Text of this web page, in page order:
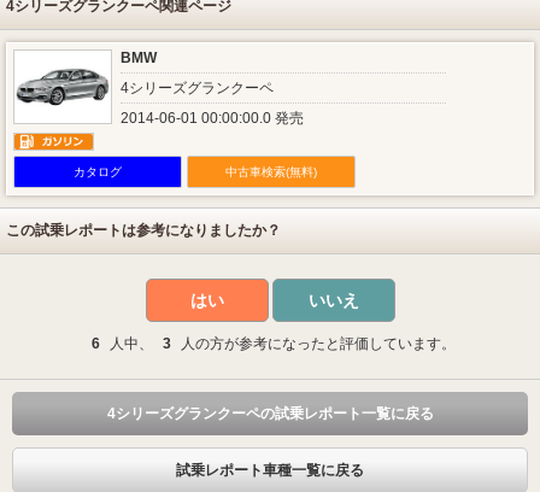
4シリーズグランクーペ関連ページ
BMW
4シリーズグランクーペ
2014-06-01 00:00:00.0 発売
カタログ 中古車検索(無料)
この試乗レポートは参考になりましたか？
はい いいえ
6 人中、 3 人の方が参考になったと評価しています。
4シリーズグランクーペの試乗レポート一覧に戻る
試乗レポート車種一覧に戻る